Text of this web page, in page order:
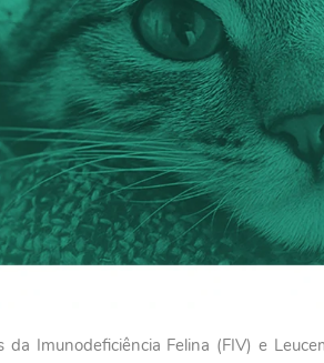
da Imunodeficiência Felina (FIV) e